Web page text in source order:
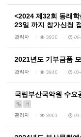
<2024 제32회 동래
23일 까지 참가신청
관리자 3930
2021년도 기부금품
관리자 3940
국립부산국악원 수요
H
관리자 3961